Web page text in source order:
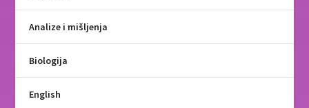
Analize i mišljenja
Biologija
English